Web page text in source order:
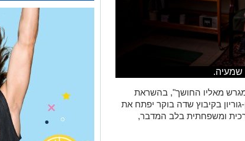
שמעיה.
מגרש מאליו החושך", בהשראת
גוריון בקיבוץ שדה בוקר יפתח את
ומשפחתית בלב המדבר,